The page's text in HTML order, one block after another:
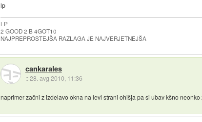
lp
LP
2 GOOD 2 B 4GOT10
NAJPREPROSTEJŠA RAZLAGA JE NAJVERJETNEJŠA
cankarales
::28. avg 2010, 11:36
naprimer začni z izdelavo okna na levi strani ohišja pa si ubav kšno